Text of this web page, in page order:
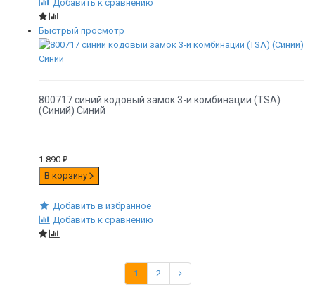
Добавить к сравнению
Быстрый просмотр
800717 синий кодовый замок 3-и комбинации (TSA)
(Синий) Синий
1 890 ₽
В корзину
Добавить в избранное
Добавить к сравнению
1 2